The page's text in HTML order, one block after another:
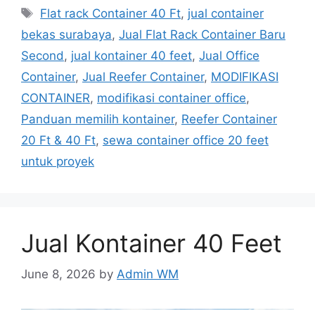
Tags
Flat rack Container 40 Ft, jual container
bekas surabaya, Jual Flat Rack Container Baru
Second , jual kontainer 40 feet, Jual Office
Container, Jual Reefer Container, MODIFIKASI
CONTAINER, modifikasi container office,
Panduan memilih kontainer, Reefer Container
20 Ft & 40 Ft, sewa container office 20 feet
untuk proyek
Jual Kontainer 40 Feet
June 8, 2026 by Admin WM